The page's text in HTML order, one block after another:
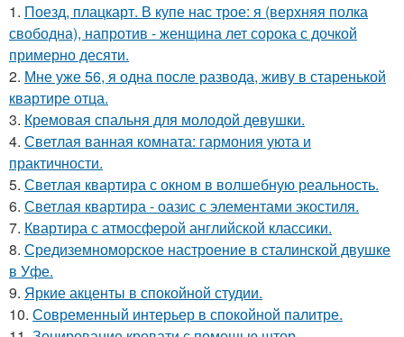
1. Поезд, плацкарт. В купе нас трое: я (верхняя полка
свободна), напротив - женщина лет сорока с дочкой
примерно десяти.
2. Мне уже 56, я одна после развода, живу в старенькой
квартире отца.
3. Кремовая спальня для молодой девушки.
4. Светлая ванная комната: гармония уюта и
практичности.
5. Светлая квартира с окном в волшебную реальность.
6. Светлая квартира - оазис с элементами экостиля.
7. Квартира с атмосферой английской классики.
8. Средиземноморское настроение в сталинской двушке
в Уфе.
9. Яркие акценты в спокойной студии.
10. Современный интерьер в спокойной палитре.